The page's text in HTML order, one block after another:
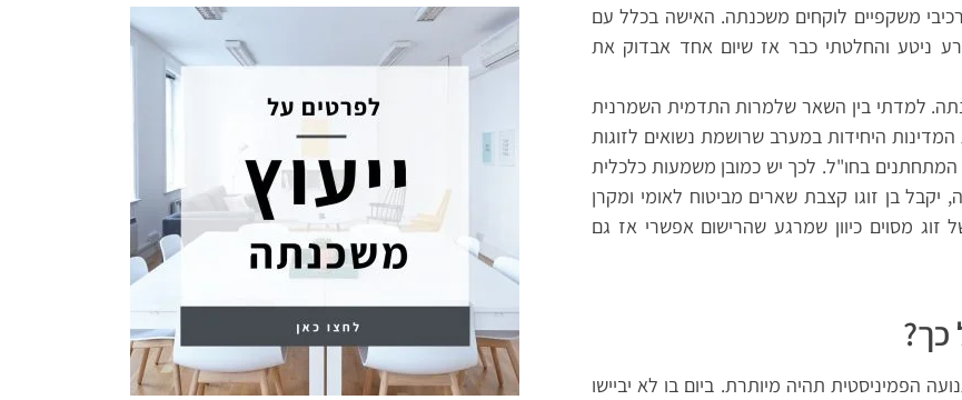
משקפיים לוקחים משכנתה. האישה בכלל עם
ניטע והחלטתי כבר אז שיום אחד אבדוק את
למדתי בין השאר שלמרות התדמית השמרנית
היחידות במערב שרושמת נשואים לזוגות
מאותו מין המתחתנים בחו"ל. לכך יש כמובן משמעות כלכלית
בן זוגו קצבת שארים מביטוח לאומי ומקרן
מסוים כיוון שמרגע שהרישום אפשרי אז גם
הפמיניסטית תהיה מיותרת. ביום בו לא יביישו